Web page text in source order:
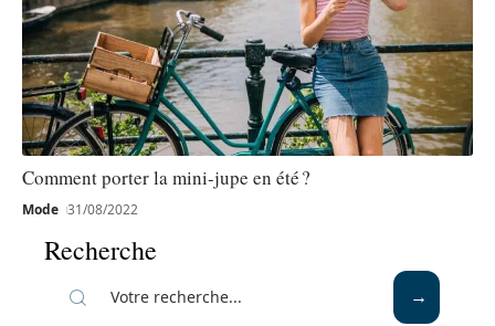
Comment porter la mini-jupe en été ?
Mode 31/08/2022
Recherche